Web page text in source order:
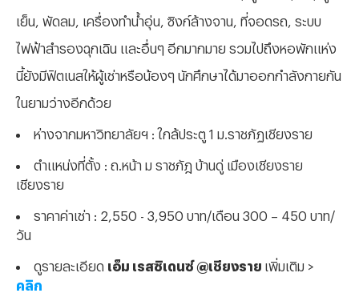
เย็น, พัดลม, เครื่องทำน้ำอุ่น, ซิงก์ล้างจาน, ที่จอดรถ, ระบบ
ไฟฟ้าสำรองฉุกเฉิน และอื่นๆ อีกมากมาย รวมไปถึงหอพักแห่ง
นี้ยังมีฟิตเนสให้ผู้เช่าหรือน้องๆ นักศึกษาได้มาออกกำลังกายกัน
ในยามว่างอีกด้วย
ห่างจากมหาวิทยาลัยฯ : ใกล้ประตู 1 ม.ราชภัฏเชียงราย
ตำแหน่งที่ตั้ง : ถ.หน้า ม ราชภัฎ บ้านดู่ เมืองเชียงราย
เชียงราย
ราคาค่าเช่า : 2,550 - 3,950 บาท/เดือน 300 – 450 บาท/
วัน
ดูรายละเอียด เอ็ม เรสซิเดนซ์ @เชียงราย เพิ่มเติม >
คลิก